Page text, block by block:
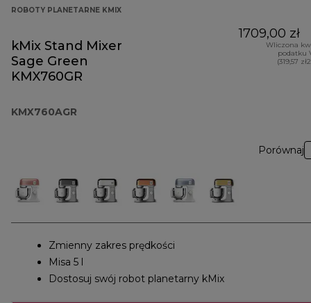
ROBOTY PLANETARNE KMIX
kMix Stand Mixer
Sage Green
KMX760GR
KMX760AGR
1709,00 zł
Wliczona
podatku
(319,57
Porównaj
Zmienny zakres prędkości
Misa 5 l
Dostosuj swój robot planetarny kMix